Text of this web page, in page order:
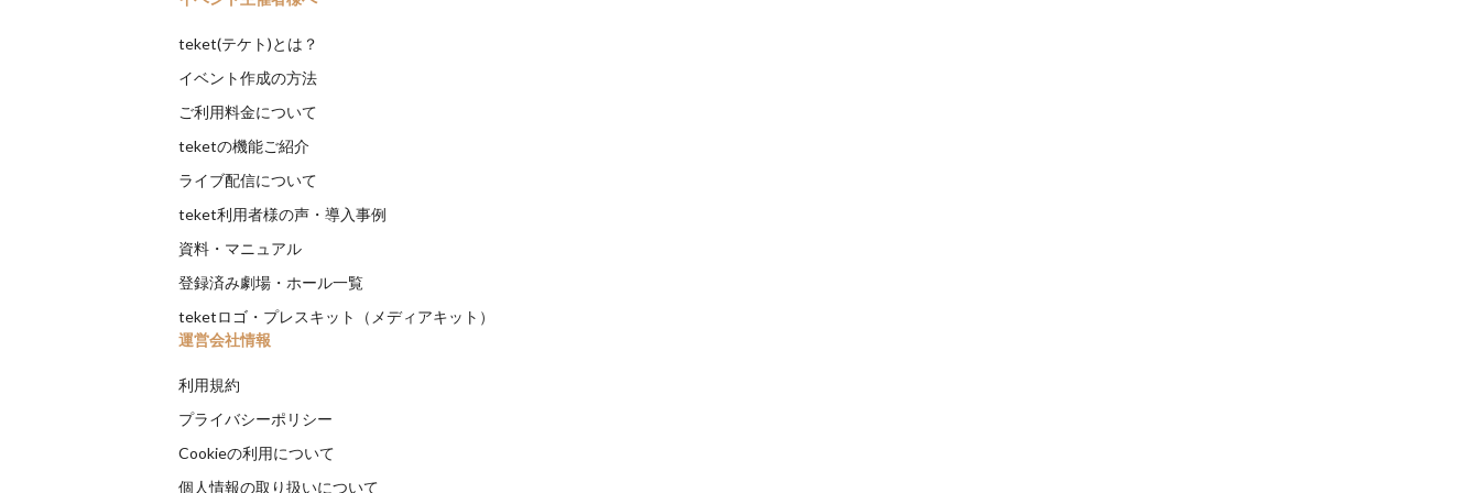
teket(テケト)とは？
イベント作成の方法
ご利用料金について
teketの機能ご紹介
ライブ配信について
teket利用者様の声・導入事例
資料・マニュアル
登録済み劇場・ホール一覧
teketロゴ・プレスキット（メディアキット）
運営会社情報
利用規約
プライバシーポリシー
Cookieの利用について
個人情報の取り扱いについて